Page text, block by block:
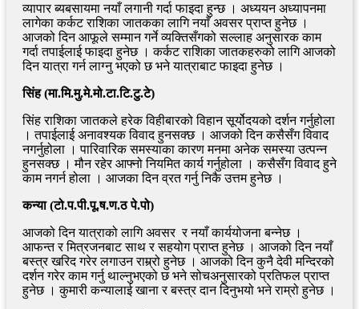
व्यापार ब्यबसायमा नयाँ लगानी गर्दा फाइदा हुन्छ । अध्ययन अध्यापनमा
लागेका कर्कट राशिका जातकका लागि नयाँ अवसर प्राप्त हुनेछ ।
आजको दिन आफूले सम्मान गर्ने व्यक्तिसँगको सल्लाह अनुसारक काम
गर्दा तपाईलाई फाइदा हुनेछ । कर्कट राशिका जातकहरुको लागि आजको
दिन यात्रा गर्न लाग्नु भएको छ भने यात्राबाट फाइदा हुनेछ ।
सिंह (मा.मि.मु.मे.मो.टा.टि.टु.टे)
सिंह राशिका जातकले हरेक विहीबारको विहान सूर्योदयको दर्शन गर्नुहोला
। तपाईलाई अनावश्यक विवाद हुनसक्छ । आजको दिन कसैसँग विवाद
नगर्नुहोला । पारिवारिक समस्याका कारण मनमा अनेक समस्या उत्पन्न
हुनसक्छ । मौन रहेर आफ्नो नियमित कार्य गर्नुहोला । कसैसँग विवाद हुने
काम नगर्न होला । आजका दिन व्रत गर्नु निकै उत्तम हुनेछ ।
कन्या (टो.प.पी.पू.ष.ण.ठ पे.पो)
आजको दिन यात्राको लागि अवसर र नयाँ कार्ययोजना बन्नेछ ।
आफन्त र मित्रजनबाट साथ र सहयोग प्राप्त हुनेछ । आजको दिन नयाँ
बस्त्र खरिद गरेर लगाउन राम्र्रो हुनेछ । आजको दिन कुनै देवी मन्दिरको
दर्शन गरेर काम गर्नु थाल्नुभएको छ भने सोचअनुसारको प्रतिफल प्राप्त
हुनेछ । कुमारी कन्यालाई खाना र बस्त्र दान दिनुभयो भने राम्रो हुनेछ ।